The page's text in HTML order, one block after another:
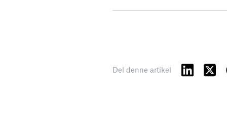
Del denne artikel